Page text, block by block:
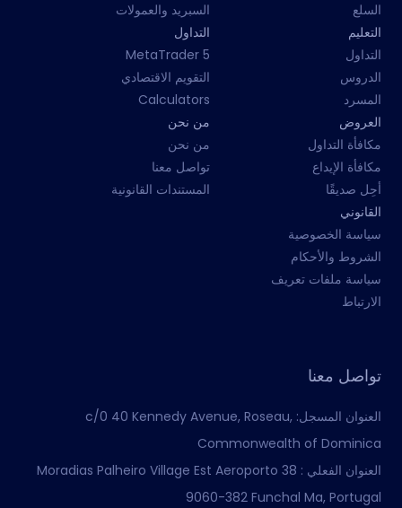
السلع
السبريد والعمولات
التعليم
التداول
الدروس
المسرد
التداول
MetaTrader 5
التقويم الاقتصادي
Calculators
العروض
مكافأة التداول
مكافأة الإيداع
أحِل صديقًا
من نحن
من نحن
تواصل معنا
المستندات القانونية
القانوني
سياسة الخصوصية
الشروط والأحكام
سياسة ملفات تعريف
الارتباط
تواصل معنا
العنوان المسجل: c/0 40 Kennedy Avenue, Roseau,
Commonwealth of Dominica
العنوان الفعلي : Moradias Palheiro Village Est Aeroporto 38
9060-382 Funchal Ma, Portugal